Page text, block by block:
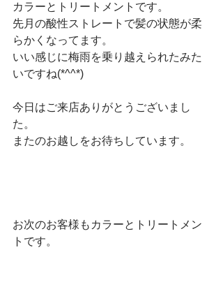
カラーとトリートメントです。
先月の酸性ストレートで髪の状態が柔
らかくなってます。
いい感じに梅雨を乗り越えられたみた
いですね(*^^*)
今日はご来店ありがとうございまし
た。
またのお越しをお待ちしています。
お次のお客様もカラーとトリートメン
トです。